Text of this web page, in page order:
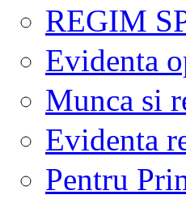
REGIM
Evidenta
Munca si
Evidenta
Pentru